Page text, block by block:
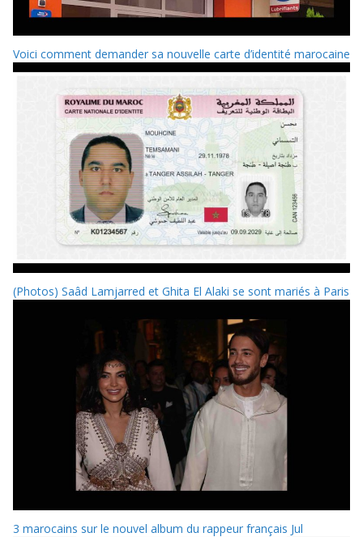
Voici comment demander sa nouvelle carte d’identité marocaine
(Photos) Saâd Lamjarred et Ghita El Alaki se sont mariés à Paris
3 marocains sur le nouvel album du rappeur français Jul